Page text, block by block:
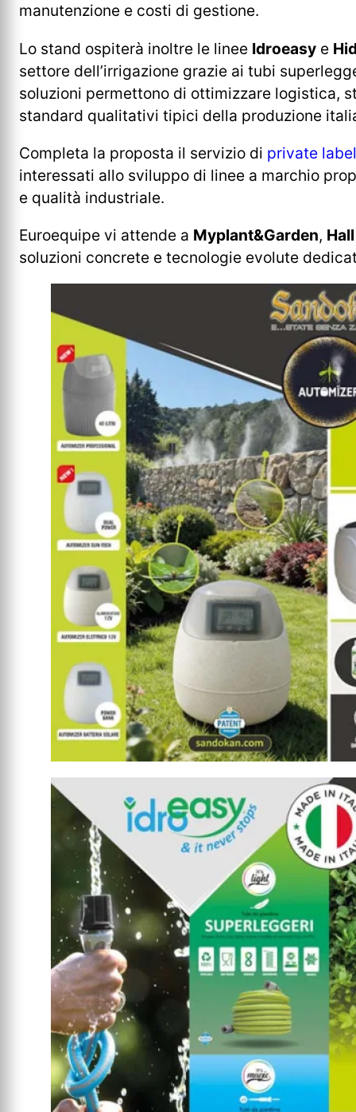
manutenzione e costi di gestione.
Lo stand ospiterà inoltre le linee Idroeasy e
settore dell’irrigazione grazie ai tubi
soluzioni permettono di ottimizzare logistica,
standard qualitativi tipici della produzione
Completa la proposta il servizio di private label
interessati allo sviluppo di linee a marchio
e qualità industriale.
Euroequipe vi attende a Myplant&Garden,
soluzioni concrete e tecnologie evolute